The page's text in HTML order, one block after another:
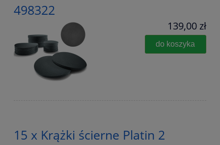
498322
139,00 zł
do koszyka
15 x Krążki ścierne Platin 2